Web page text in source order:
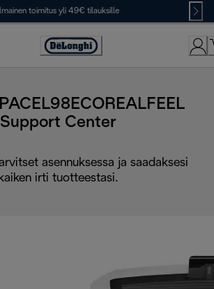
Ilmainen toimitus yli 49€ tilauksille
Accessibility
Support Center
asennuksessa ja saadaksesi
kaiken irti tuotteestasi.